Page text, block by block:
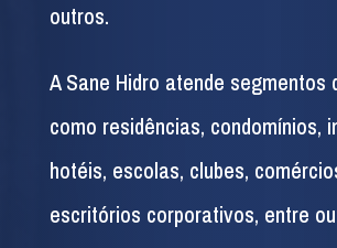
outros.
A Sane Hidro atende segmentos
como residências, condomínios,
hotéis, escolas, clubes,
escritórios corporativos, entre